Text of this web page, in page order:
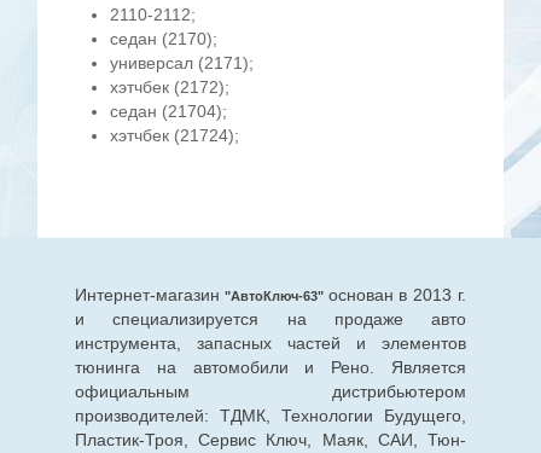
2110-2112;
седан (2170);
универсал (2171);
хэтчбек (2172);
седан (21704);
хэтчбек (21724);
Интернет-магазин "АвтоКлюч-63" основан в 2013 г.
и специализируется на продаже авто
инструмента, запасных частей и элементов
тюнинга на автомобили и Рено. Является
официальным дистрибьютером
производителей: ТДМК, Технологии Будущего,
Пластик-Троя, Сервис Ключ, Маяк, САИ, Тюн-